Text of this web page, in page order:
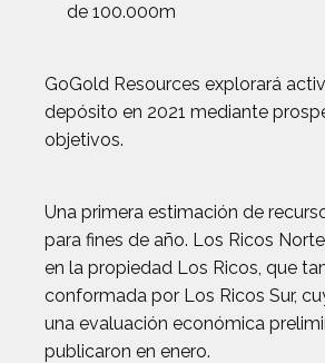
de 100.000m
GoGold Resources explorará
depósito en 2021 mediante
objetivos.
Una primera estimación de
para fines de año. Los Ricos
en la propiedad Los Ricos, que
conformada por Los Ricos Sur,
una evaluación económica
publicaron en enero.